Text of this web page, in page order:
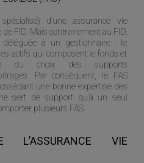
d’une assurance vie
FID. Mais contrairement au FID,
déléguée à un gestionnaire : le
actifs qui composent le fonds et
du choix des supports
Par conséquent, le FAS
une bonne expertise des
sert de support qu’à un seul
plusieurs FAS.
VIE